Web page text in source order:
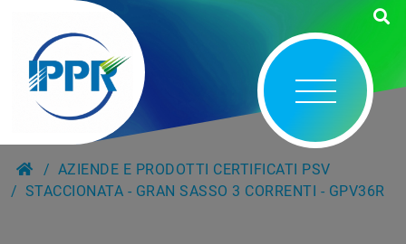
AZIENDE E PRODOTTI CERTIFICATI PSV
STACCIONATA - GRAN SASSO 3 CORRENTI - GPV36R